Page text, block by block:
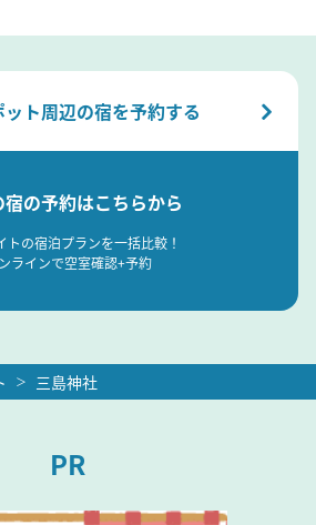
ット周辺の宿を予約する
宿の予約はこちらから
トの宿泊プランを一括比較！
ラインで空室確認+予約
三島神社
PR